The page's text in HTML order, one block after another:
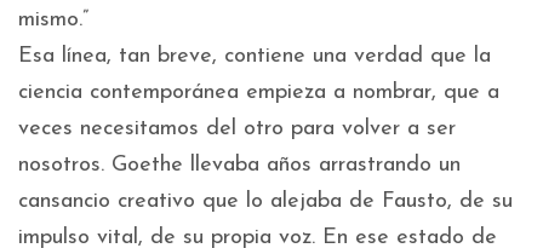
mismo.”
Esa línea, tan breve, contiene una verdad que la
ciencia contemporánea empieza a nombrar, que a
veces necesitamos del otro para volver a ser
nosotros. Goethe llevaba años arrastrando un
cansancio creativo que lo alejaba de Fausto, de su
impulso vital, de su propia voz. En ese estado de